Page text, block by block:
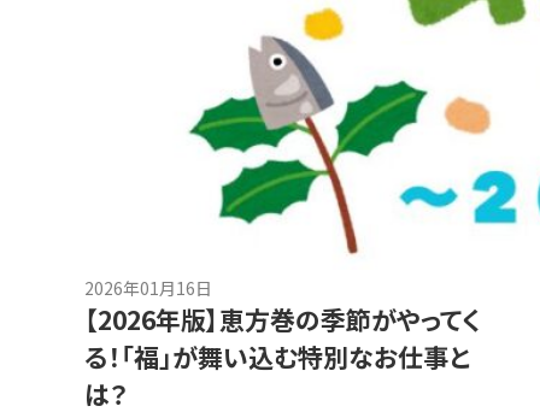
2026年01月16日
【2026年版】恵方巻の季節がやってく
る！「福」が舞い込む特別なお仕事と
は？